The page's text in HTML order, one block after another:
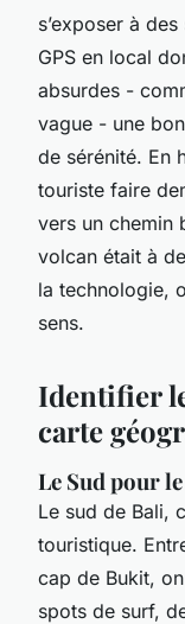
s’exposer à
GPS en local
absurdes -
vague - une
de sérénité. En
touriste faire
vers un chemin
volcan était à
la technologie,
sens.
Identifier
carte
Le Sud pour
Le sud de Bali,
touristique.
cap de Bukit,
spots de surf,